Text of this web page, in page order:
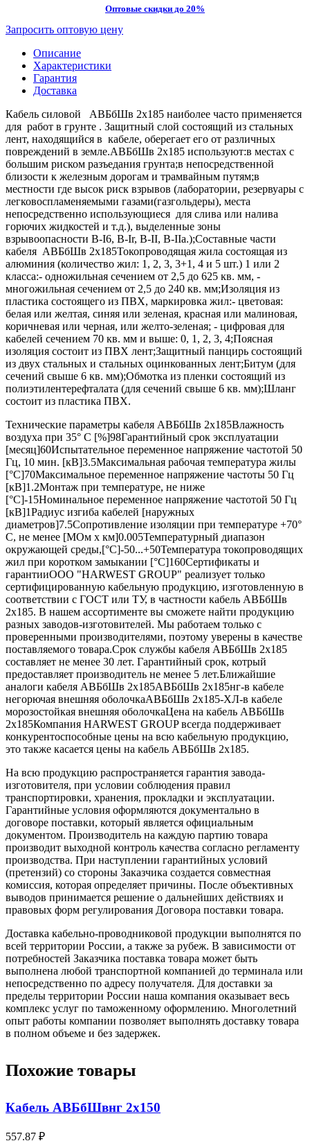
Оптовые скидки до 20%
Запросить оптовую цену
Описание
Характеристики
Гарантия
Доставка
Кабель силовой АВБбШв 2х185 наиболее часто применяется
для работ в грунте . Защитный слой состоящий из стальных
лент, находящийся в кабеле, оберегает его от различных
повреждений в земле.АВБбШв 2х185 используют:в местах с
большим риском разъедания грунта;в непосредственной
близости к железным дорогам и трамвайным путям;в
местности где высок риск взрывов (лаборатории, резервуары с
легковоспламеняемыми газами(газгольдеры), места
непосредственно использующиеся для слива или налива
горючих жидкостей и т.д.), выделенные зоны
взрывоопасности B-I6, B-Ir, B-II, В-IIа.);Составные части
кабеля АВБбШв 2х185Токопроводящая жила состоящая из
алюминия (количество жил: 1, 2, 3, 3+1, 4 и 5 шт.) 1 или 2
класса:- одножильная сечением от 2,5 до 625 кв. мм, -
многожильная сечением от 2,5 до 240 кв. мм;Изоляция из
пластика состоящего из ПВХ, маркировка жил:- цветовая:
белая или желтая, синяя или зеленая, красная или малиновая,
коричневая или черная, или желто-зеленая; - цифровая для
кабелей сечением 70 кв. мм и выше: 0, 1, 2, 3, 4;Поясная
изоляция состоит из ПВХ лент;Защитный панцирь состоящий
из двух стальных и стальных оцинкованных лент;Битум (для
сечений свыше 6 кв. мм);Обмотка из пленки состоящий из
полиэтилентерефталата (для сечений свыше 6 кв. мм);Шланг
состоит из пластика ПВХ.
Технические параметры кабеля АВБбШв 2х185Влажность
воздуха при 35° C [%]98Гарантийный срок эксплуатации
[месяц]60Испытательное переменное напряжение частотой 50
Гц, 10 мин. [кВ]3.5Максимальная рабочая температура жилы
[°С]70Максимальное переменное напряжение частоты 50 Гц
[кВ]1.2Монтаж при температуре, не ниже
[°C]-15Номинальное переменное напряжение частотой 50 Гц
[кВ]1Радиус изгиба кабелей [наружных
диаметров]7.5Сопротивление изоляции при температуре +70°
С, не менее [МОм х км]0.005Температурный диапазон
окружающей среды,[°C]-50...+50Температура токопроводящих
жил при коротком замыкании [°С]160Сертификаты и
гарантииООО "HARWEST GROUP" реализует только
сертифицированную кабельную продукцию, изготовленную в
соответствии с ГОСТ или ТУ, в частности кабель АВБбШв
2х185. В нашем ассортименте вы сможете найти продукцию
разных заводов-изготовителей. Мы работаем только с
проверенными производителями, поэтому уверены в качестве
поставляемого товара.Срок службы кабеля АВБбШв 2х185
составляет не менее 30 лет. Гарантийный срок, котрый
предоставляет производитель не менее 5 лет.Ближайшие
аналоги кабеля АВБбШв 2х185АВБбШв 2х185нг-в кабеле
негорючая внешняя оболочкаАВБбШв 2х185-ХЛ-в кабеле
морозостойкая внешняя оболочкаЦена на кабель АВБбШв
2х185Компания HARWEST GROUP всегда поддерживает
конкурентоспособные цены на всю кабельную продукцию,
это также касается цены на кабель АВБбШв 2х185.
На всю продукцию распространяется гарантия завода-
изготовителя, при условии соблюдения правил
транспортировки, хранения, прокладки и эксплуатации.
Гарантийные условия оформляются документально в
договоре поставки, который является официальным
документом. Производитель на каждую партию товара
производит выходной контроль качества согласно регламенту
производства. При наступлении гарантийных условий
(претензий) со стороны Заказчика создается совместная
комиссия, которая определяет причины. После объективных
выводов принимается решение о дальнейших действиях и
правовых форм регулирования Договора поставки товара.
Доставка кабельно-проводниковой продукции выполнятся по
всей территории России, а также за рубеж. В зависимости от
потребностей Заказчика поставка товара может быть
выполнена любой транспортной компанией до терминала или
непосредственно по адресу получателя. Для доставки за
пределы территории России наша компания оказывает весь
комплекс услуг по таможенному оформлению. Многолетний
опыт работы компании позволяет выполнять доставку товара
в полном объеме и без задержек.
Похожие товары
Кабель АВБбШвнг 2х150
557.87 ₽